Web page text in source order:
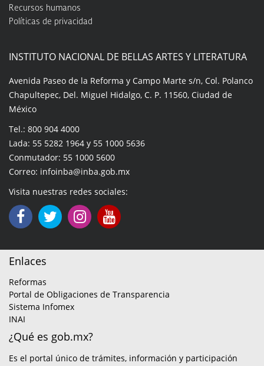
Recursos humanos
Políticas de privacidad
INSTITUTO NACIONAL DE BELLAS ARTES Y LITERATURA
Avenida Paseo de la Reforma y Campo Marte s/n, Col. Polanco
Chapultepec, Del. Miguel Hidalgo, C. P. 11560, Ciudad de
México
Tel.: 800 904 4000
Lada: 55 5282 1964 y 55 1000 5636
Conmutador: 55 1000 5600
Correo: infoinba@inba.gob.mx
Visita nuestras redes sociales:
Enlaces
Reformas
Portal de Obligaciones de Transparencia
Sistema Infomex
INAI
¿Qué es gob.mx?
Es el portal único de trámites, información y participación